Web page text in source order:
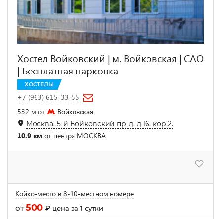
Хостел Войковский | м. Войковская | САО
| Бесплатная парковка
ХОСТЕЛЫ
+7 (963) 615-33-55
532 м от
Войковская
Москва, 5-й Войковский пр-д, д.16, кор.2.
10.9 км от центра МОСКВА
Койко-место в 8-10-местном номере
от500 ₽ цена за 1 сутки